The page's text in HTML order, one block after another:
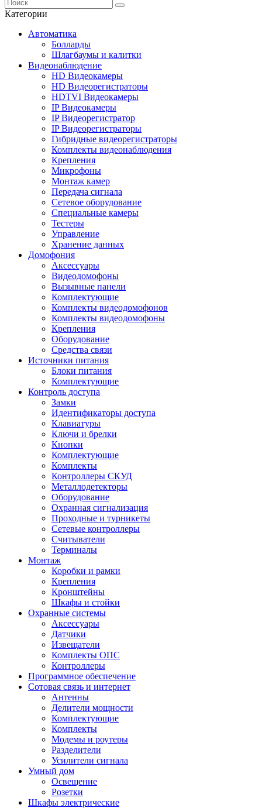
Категории
Автоматика
Болларды
Шлагбаумы и калитки
Видеонаблюдение
HD Видеокамеры
HD Видеорегистраторы
HDTVI Видеокамеры
IP Видеокамеры
IP Видеорегистратор
IP Видеорегистраторы
Гибридные видеорегистраторы
Комплекты видеонаблюдения
Крепления
Микрофоны
Монтаж камер
Передача сигнала
Сетевое оборудование
Специальные камеры
Тестеры
Управление
Хранение данных
Домофония
Аксессуары
Видеодомофоны
Вызывные панели
Комплектующие
Комплекты видеодомофонов
Комплекты видеодомофоны
Крепления
Оборудование
Средства связи
Источники питания
Блоки питания
Комплектующие
Контроль доступа
Замки
Идентификаторы доступа
Клавиатуры
Ключи и брелки
Кнопки
Комплектующие
Комплекты
Контроллеры СКУД
Металлодетекторы
Оборудование
Охранная сигнализация
Проходные и турникеты
Сетевые контроллеры
Считыватели
Терминалы
Монтаж
Коробки и рамки
Крепления
Кронштейны
Шкафы и стойки
Охранные системы
Аксессуары
Датчики
Извещатели
Комплекты ОПС
Контроллеры
Программное обеспечение
Сотовая связь и интернет
Антенны
Делители мощности
Комплектующие
Комплекты
Модемы и роутеры
Разделители
Усилители сигнала
Умный дом
Освещение
Розетки
Шкафы электрические